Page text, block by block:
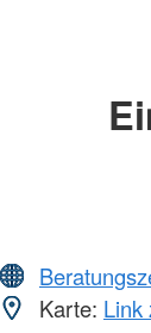
Karte: Link